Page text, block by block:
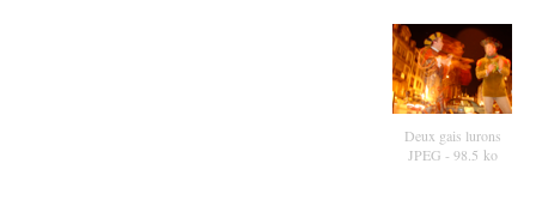
Deux gais lurons
JPEG - 98.5 ko